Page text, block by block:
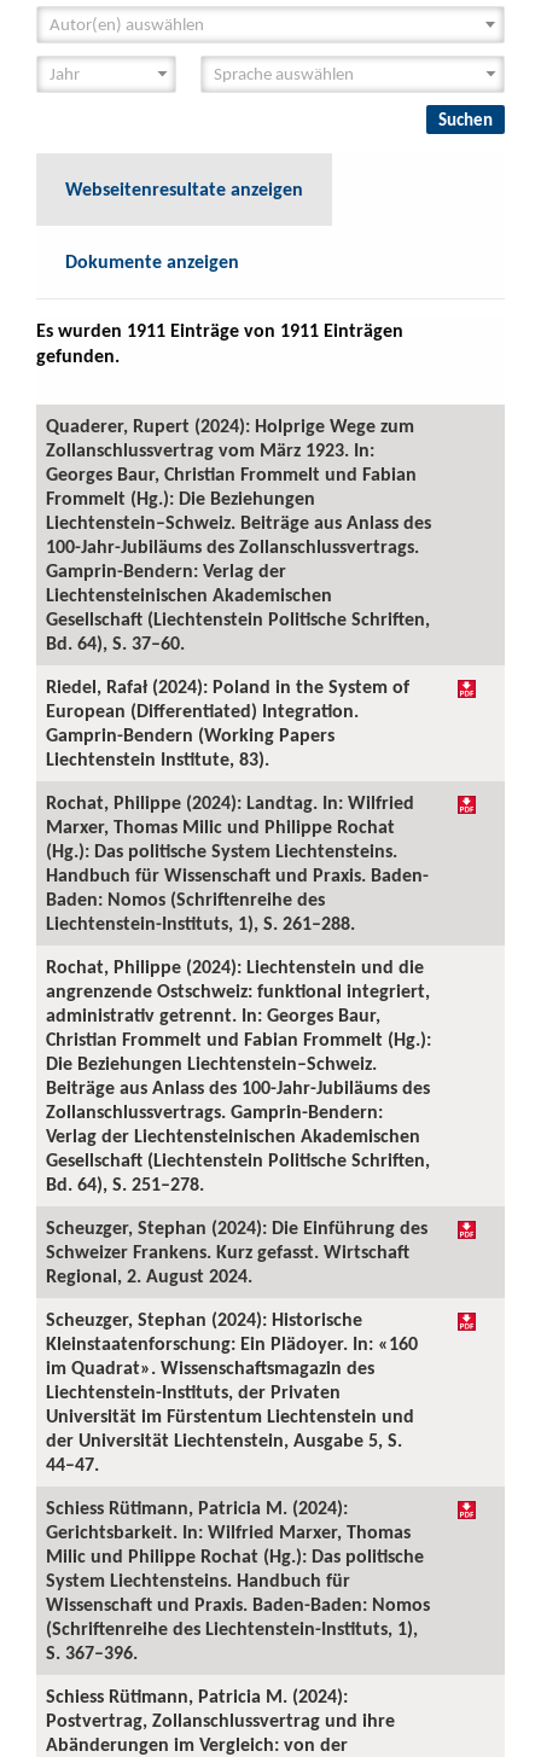
Autor(en) auswählen
Webseitenresultate anzeigen
Dokumente anzeigen
Es wurden 1911 Einträge von 1911 Einträgen
gefunden.
Quaderer, Rupert (2024): Holprige Wege zum
Zollanschlussvertrag vom März 1923. In:
Georges Baur, Christian Frommelt und Fabian
Frommelt (Hg.): Die Beziehungen
Liechtenstein–Schweiz. Beiträge aus Anlass des
100-Jahr-Jubiläums des Zollanschlussvertrags.
Gamprin-Bendern: Verlag der
Liechtensteinischen Akademischen
Gesellschaft (Liechtenstein Politische Schriften,
Bd. 64), S. 37–60.
Riedel, Rafał (2024): Poland in the System of
European (Differentiated) Integration.
Gamprin-Bendern (Working Papers
Liechtenstein Institute, 83).
Rochat, Philippe (2024): Landtag. In: Wilfried
Marxer, Thomas Milic und Philippe Rochat
(Hg.): Das politische System Liechtensteins.
Handbuch für Wissenschaft und Praxis. Baden-
Baden: Nomos (Schriftenreihe des
Liechtenstein-Instituts, 1), S. 261–288.
Rochat, Philippe (2024): Liechtenstein und die
angrenzende Ostschweiz: funktional integriert,
administrativ getrennt. In: Georges Baur,
Christian Frommelt und Fabian Frommelt (Hg.):
Die Beziehungen Liechtenstein–Schweiz.
Beiträge aus Anlass des 100-Jahr-Jubiläums des
Zollanschlussvertrags. Gamprin-Bendern:
Verlag der Liechtensteinischen Akademischen
Gesellschaft (Liechtenstein Politische Schriften,
Bd. 64), S. 251–278.
Scheuzger, Stephan (2024): Die Einführung des
Schweizer Frankens. Kurz gefasst. Wirtschaft
Regional, 2. August 2024.
Scheuzger, Stephan (2024): Historische
Kleinstaatenforschung: Ein Plädoyer. In: «160
im Quadrat». Wissenschaftsmagazin des
Liechtenstein-Instituts, der Privaten
Universität im Fürstentum Liechtenstein und
der Universität Liechtenstein, Ausgabe 5, S.
44–47.
Schiess Rütimann, Patricia M. (2024):
Gerichtsbarkeit. In: Wilfried Marxer, Thomas
Milic und Philippe Rochat (Hg.): Das politische
System Liechtensteins. Handbuch für
Wissenschaft und Praxis. Baden-Baden: Nomos
(Schriftenreihe des Liechtenstein-Instituts, 1),
S. 367–396.
Schiess Rütimann, Patricia M. (2024):
Postvertrag, Zollanschlussvertrag und ihre
Abänderungen im Vergleich: von der